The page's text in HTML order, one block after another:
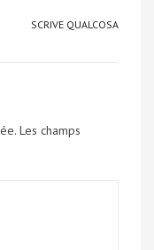
SCRIVE QUALCOSA
Les champs